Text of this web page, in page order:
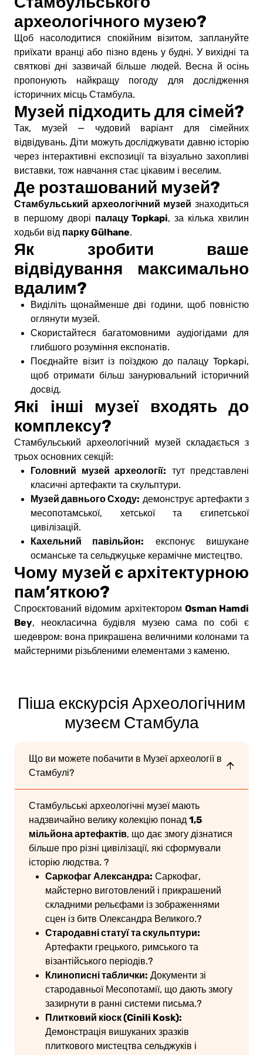
археологічного музею?
Щоб насолодитися спокійним візитом, заплануйте
приїхати вранці або пізно вдень у будні. У вихідні та
святкові дні зазвичай більше людей. Весна й осінь
пропонують найкращу погоду для дослідження
історичних місць Стамбула.
Музей підходить для сімей?
Так, музей — чудовий варіант для сімейних
відвідувань. Діти можуть досліджувати давню історію
через інтерактивні експозиції та візуально захопливі
виставки, тож навчання стає цікавим і веселим.
Де розташований музей?
Стамбульський археологічний музей знаходиться
в першому дворі палацу Topkapi, за кілька хвилин
ходьби від парку Gülhane.
Як зробити ваше
відвідування максимально
вдалим?
Виділіть щонайменше дві години, щоб повністю
оглянути музей.
Скористайтеся багатомовними аудіогідами для
глибшого розуміння експонатів.
Поєднайте візит із поїздкою до палацу Topkapi,
щоб отримати більш занурювальний історичний
досвід.
Які інші музеї входять до
комплексу?
Стамбульський археологічний музей складається з
трьох основних секцій:
Головний музей археології: тут представлені
класичні артефакти та скульптури.
Музей давнього Сходу: демонструє артефакти з
месопотамської, хетської та єгипетської
цивілізацій.
Кахельний павільйон: експонує вишукане
османське та сельджуцьке керамічне мистецтво.
Чому музей є архітектурною
пам’яткою?
Спроєктований відомим архітектором Osman Hamdi
Bey, неокласична будівля музею сама по собі є
шедевром: вона прикрашена величними колонами та
майстерними різьбленими елементами з каменю.
Піша екскурсія Археологічним
музеєм Стамбула
Що ви можете побачити в Музеї археології в
Стамбулі?
Стамбульські археологічні музеї мають
надзвичайно велику колекцію понад 1,5
мільйона артефактів, що дає змогу дізнатися
більше про різні цивілізації, які сформували
історію людства. ?
Саркофаг Александра: Саркофаг,
майстерно виготовлений і прикрашений
складними рельєфами із зображеннями
сцен із битв Олександра Великого.?
Стародавні статуї та скульптури:
Артефакти грецького, римського та
візантійського періодів.?
Клинописні таблички: Документи зі
стародавньої Месопотамії, що дають змогу
зазирнути в ранні системи письма.?
Плитковий кіоск (Cinili Kosk):
Демонстрація вишуканих зразків
плиткового мистецтва сельджуків і